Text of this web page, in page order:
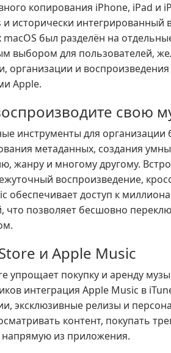
копирования iPhone, iPad и
исторически интегрированный
macOS был разделён на
выбором для пользователей,
организации и
Apple.
свою
инструменты для организации
метаданных, создания
жанру и многому другому.
воспроизведение,
обеспечивает доступ к
что позволяет бесшовно
и Apple Music
упрощает покупку и аренду
интеграция Apple Music в
эксклюзивные релизы и
контент, покупать
напрямую из приложения.